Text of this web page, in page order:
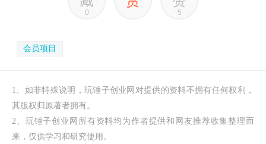
0 5
会员项目
1、如非特殊说明，玩锤子创业网对提供的资料不拥有任何权利，
其版权归原著者拥有。
2、玩锤子创业网所有资料均为作者提供和网友推荐收集整理而
来，仅供学习和研究使用。